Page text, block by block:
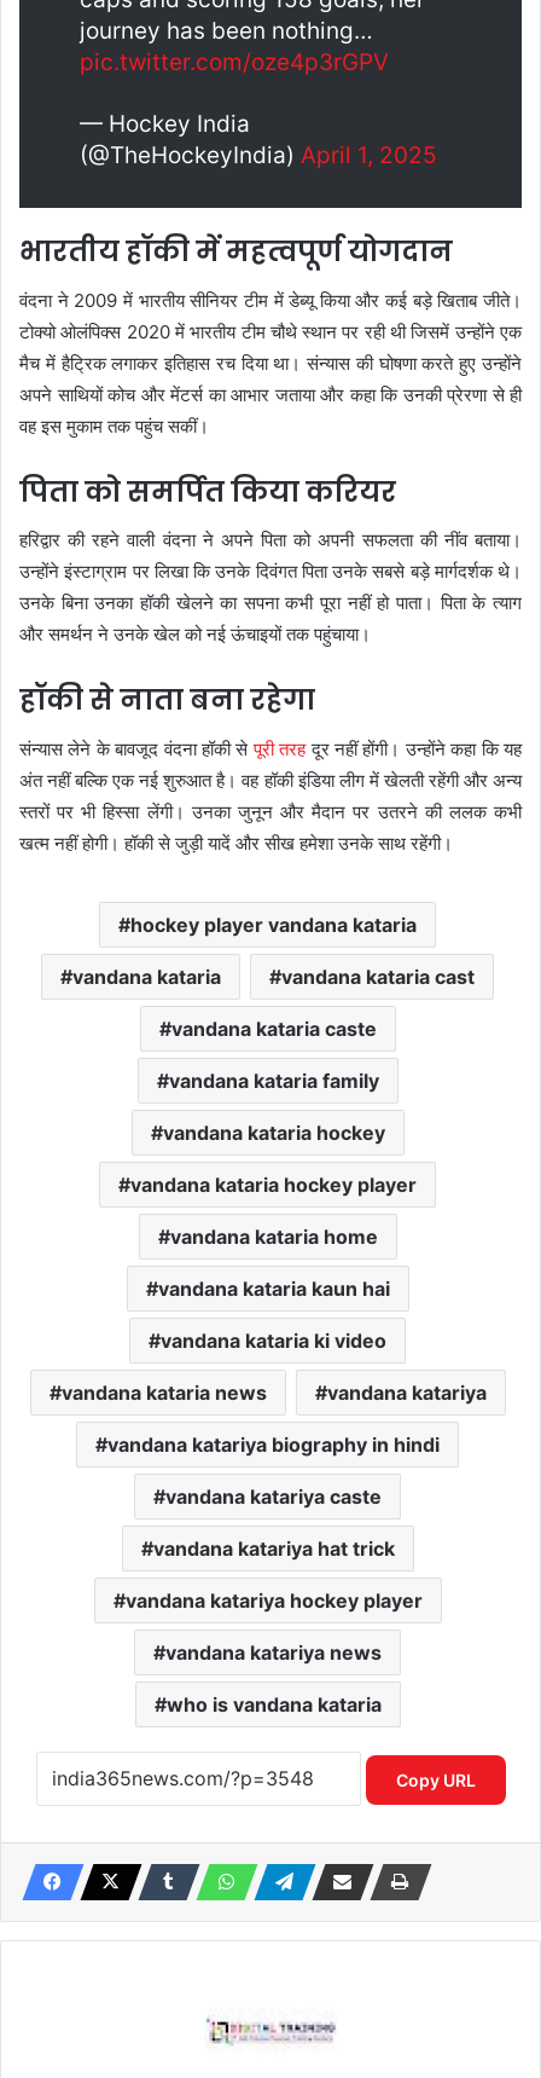
journey has been nothing…
pic.twitter.com/oze4p3rGPV
— Hockey India
(@TheHockeyIndia) April 1, 2025
भारतीय हॉकी में महत्वपूर्ण योगदान
वंदना ने 2009 में भारतीय सीनियर टीम में डेब्यू किया और कई बड़े खिताब जीते।
टोक्यो ओलंपिक्स 2020 में भारतीय टीम चौथे स्थान पर रही थी जिसमें उन्होंने एक
मैच में हैट्रिक लगाकर इतिहास रच दिया था। संन्यास की घोषणा करते हुए उन्होंने
अपने साथियों कोच और मेंटर्स का आभार जताया और कहा कि उनकी प्रेरणा से ही
वह इस मुकाम तक पहुंच सकीं।
पिता को समर्पित किया करियर
हरिद्वार की रहने वाली वंदना ने अपने पिता को अपनी सफलता की नींव बताया।
उन्होंने इंस्टाग्राम पर लिखा कि उनके दिवंगत पिता उनके सबसे बड़े मार्गदर्शक थे।
उनके बिना उनका हॉकी खेलने का सपना कभी पूरा नहीं हो पाता। पिता के त्याग
और समर्थन ने उनके खेल को नई ऊंचाइयों तक पहुंचाया।
हॉकी से नाता बना रहेगा
संन्यास लेने के बावजूद वंदना हॉकी सेपूरी तरहदूर नहीं होंगी। उन्होंने कहा कि यह
अंत नहीं बल्कि एक नई शुरुआत है। वह हॉकी इंडिया लीग में खेलती रहेंगी और अन्य
स्तरों पर भी हिस्सा लेंगी। उनका जुनून और मैदान पर उतरने की ललक कभी
खत्म नहीं होगी। हॉकी से जुड़ी यादें और सीख हमेशा उनके साथ रहेंगी।
hockey player vandana kataria
vandana kataria vandana kataria cast
vandana kataria caste
vandana kataria family
vandana kataria hockey
vandana kataria hockey player
vandana kataria home
vandana kataria kaun hai
vandana kataria ki video
vandana kataria news vandana katariya
vandana katariya biography in hindi
vandana katariya caste
vandana katariya hat trick
vandana katariya hockey player
vandana katariya news
who is vandana kataria
Copy URL